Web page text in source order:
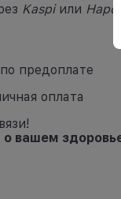
Kaspiили
предоплате
оплата
вашем